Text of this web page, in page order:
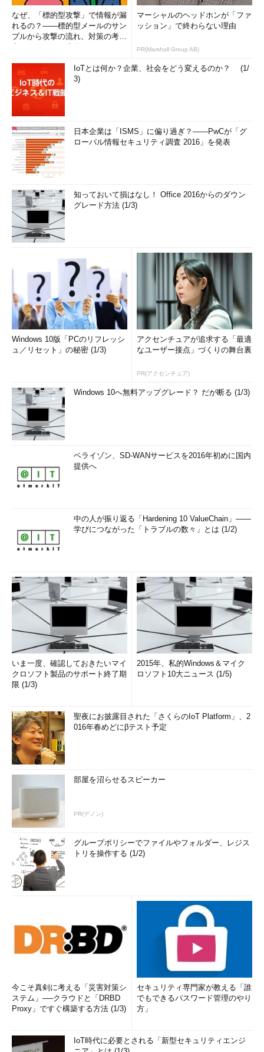
なぜ、「標的型攻撃」で情報が漏
れるの？――標的型メールのサン
プルから攻撃の流れ、対策の考え
マーシャルのヘッドホンが「ファ
ッション」で終わらない理由
PR(Marshall Group AB)
IoTとは何か？企業、社会をどう変えるのか？ (1/
3)
日本企業は「ISMS」に偏り過ぎ？――PwCが「グ
ローバル情報セキュリティ調査 2016」を発表
知っておいて損はなし！ Office 2016からのダウン
グレード方法 (1/3)
Windows 10版「PCのリフレッシ
ュ／リセット」の秘密 (1/3)
アクセンチュアが追求する「最適
なユーザー接点」づくりの舞台裏
PR(アクセンチュア)
Windows 10へ無料アップグレード？ だが断る (1/3)
ベライゾン、SD-WANサービスを2016年初めに国内
提供へ
中の人が振り返る「Hardening 10 ValueChain」――
学びにつながった「トラブルの数々」とは (1/2)
いま一度、確認しておきたいマイ
クロソフト製品のサポート終了期
限 (1/3)
2015年、私的Windows＆マイク
ロソフト10大ニュース (1/5)
聖夜にお披露目された「さくらのIoT Platform」、2
016年春めどにβテスト予定
部屋を沼らせるスピーカー
PR(デノン)
グループポリシーでファイルやフォルダー、レジス
トリを操作する (1/2)
今こそ真剣に考える「災害対策シ
ステム」──クラウドと「DRBD
Proxy」ですぐ構築する方法 (1/3)
セキュリティ専門家が教える「誰
でもできるパスワード管理のやり
方」
IoT時代に必要とされる「新型セキュリティエンジ